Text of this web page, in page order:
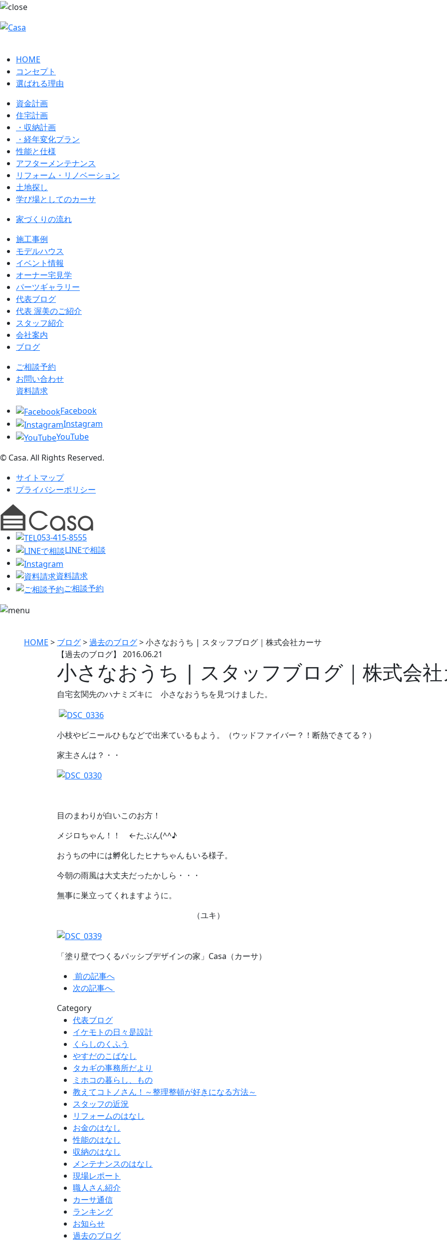
HOME
コンセプト
選ばれる理由
資金計画
住宅計画
・収納計画
・経年変化プラン
性能と仕様
アフターメンテナンス
リフォーム・リノベーション
土地探し
学び場としてのカーサ
家づくりの流れ
施工事例
モデルハウス
イベント情報
オーナー宅見学
パーツギャラリー
代表ブログ
代表 渥美のご紹介
スタッフ紹介
会社案内
ブログ
ご相談予約
お問い合わせ
資料請求
Facebook
Instagram
YouTube
© Casa. All Rights Reserved.
サイトマップ
プライバシーポリシー
053-415-8555
LINEで相談
資料請求
ご相談予約
HOME > ブログ>過去のブログ>小さなおうち | スタッフブログ｜株式会社カーサ
【過去のブログ】 2016.06.21
小さなおうち | スタッフブログ｜株式会
自宅玄関先のハナミズキに 小さなおうちを見つけました。
小枝やビニールひもなどで出来ているもよう。（ウッドファイバー？！断熱できてる？）
家主さんは？・・
目のまわりが白いこのお方！
メジロちゃん！！ ←たぶん(^^♪
おうちの中には孵化したヒナちゃんもいる様子。
今朝の雨風は大丈夫だったかしら・・・
無事に巣立ってくれますように。
（ユキ）
「塗り壁でつくるパッシブデザインの家」Casa（カーサ）
前の記事へ
次の記事へ
Category
代表ブログ
イケモトの日々是設計
くらしのくふう
やすだのこばなし
タカギの事務所だより
ミホコの暮らし、もの
教えてコトノさん！～整理整頓が好きになる方法～
スタッフの近況
リフォームのはなし
お金のはなし
性能のはなし
収納のはなし
メンテナンスのはなし
現場レポート
職人さん紹介
カーサ通信
ランキング
お知らせ
過去のブログ